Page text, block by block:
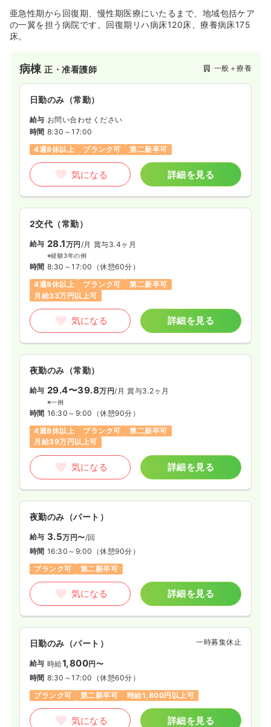
年間休日120日
4週8休以上
第二新卒可
訪問看護 正看護師
日勤のみ（常勤）
給与 24.0万円〜 /月 賞与3回
※経験5年の例
時間
8:30～17:00
気になる
亜急性期から回復期、慢性期医療にいたるまで、地域包括ケア
の一翼を担う病院です。回復期リハ病床120床、療養病床175
床。
病棟正・准看護師 一般＋療養
日勤のみ（常勤）
給与 お問い合わせください
時間 8:30～17:00
4週8休以上
ブランク可 第二新卒可
気になる 詳細を見る
2交代（常勤）
給与 28.1万円/月 賞与3.4ヶ月
※経験3年の例
時間 8:30～17:00 （休憩60分）
4週8休以上
ブランク可
第二新卒可
月給33万円以上可
気になる 詳細を見る
夜勤のみ（常勤）
給与 29.4〜39.8万円/月 賞与3.2ヶ月
※一例
時間 16:30～9:00 （休憩90分）
4週8休以上
ブランク可
第二新卒可
月給39万円以上可
気になる 詳細を見る
夜勤のみ（パート）
給与 3.5万円〜/回
時間 16:30～9:00 （休憩90分）
ブランク可
第二新卒可
気になる 詳細を見る
日勤のみ（パート） 一時募集休止
給与 時給1,800円〜
時間 8:30～17:00 （休憩60分）
ブランク可
第二新卒可 時給1,800円以上可
気になる 詳細を見る